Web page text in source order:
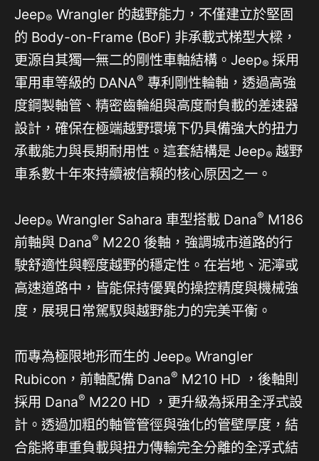
Jeep® Wrangler 的越野能力，不僅建立於堅固
的 Body-on-Frame (BoF) 非承載式梯型大樑，
更源自其獨一無二的剛性車軸結構。Jeep® 採用
軍用車等級的 DANA® 專利剛性輪軸，透過高強
度鋼製軸管、精密齒輪組與高度耐負載的差速器
設計，確保在極端越野環境下仍具備強大的扭力
承載能力與長期耐用性。這套結構是 Jeep® 越野
車系數十年來持續被信賴的核心原因之一。
Jeep® Wrangler Sahara 車型搭載 Dana® M186
前軸與 Dana® M220 後軸，強調城市道路的行
駛舒適性與輕度越野的穩定性。在岩地、泥濘或
高速道路中，皆能保持優異的操控精度與機械強
度，展現日常駕馭與越野能力的完美平衡。
而專為極限地形而生的 Jeep® Wrangler
Rubicon，前軸配備 Dana® M210 HD ，後軸則
採用 Dana® M220 HD ，更升級為採用全浮式設
計。透過加粗的軸管管徑與強化的管壁厚度，結
合能將車重負載與扭力傳輸完全分離的全浮式結